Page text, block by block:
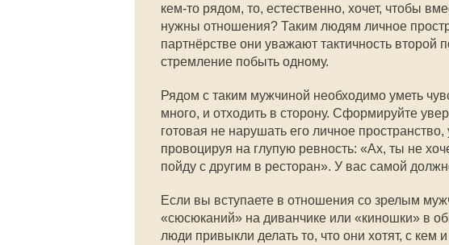
кем-то рядом, то, естественно, хочет, чтобы
нужны отношения? Таким людям личное
партнёрстве они уважают тактичность второй
стремление побыть одному.
Рядом с таким мужчиной необходимо уметь
много, и отходить в сторону. Сформируйте
готовая не нарушать его личное
провоцируя на глупую ревность: «Ах, ты не
пойду с другим в ресторан». У вас самой
Если вы вступаете в отношения со зрелым
«сюсюканий» на диванчике или «киношки» в
люди привыкли делать то, что они хотят, с кем